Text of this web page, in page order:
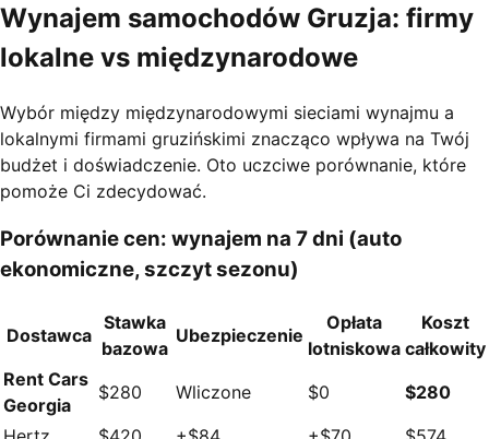
Wynajem samochodów Gruzja: firmy
lokalne vs międzynarodowe
Wybór między międzynarodowymi sieciami wynajmu a
lokalnymi firmami gruzińskimi znacząco wpływa na Twój
budżet i doświadczenie. Oto uczciwe porównanie, które
pomoże Ci zdecydować.
Porównanie cen: wynajem na 7 dni (auto
ekonomiczne, szczyt sezonu)
Dostawca
Stawka
bazowa
Ubezpieczenie
Opłata
lotniskowa
Koszt
całkowity
Rent Cars
Georgia
$280 Wliczone $0
$280